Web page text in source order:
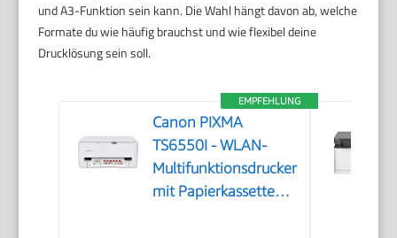
und A3-Funktion sein kann. Die Wahl hängt davon ab, welche
Formate du wie häufig brauchst und wie flexibel deine
Drucklösung sein soll.
EMPFEHLUNG
Canon PIXMA
TS6550I - WLAN-
Multifunktionsdrucker
mit Papierkassette